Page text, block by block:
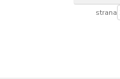
strana